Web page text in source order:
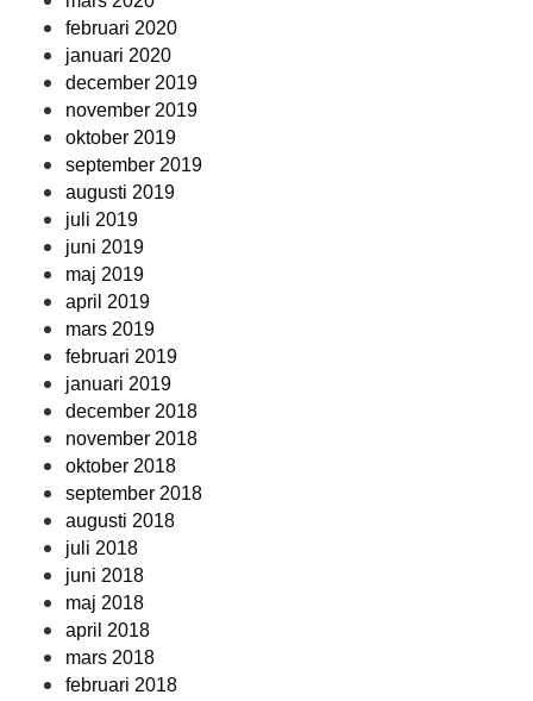
februari 2020
januari 2020
december 2019
november 2019
oktober 2019
september 2019
augusti 2019
juli 2019
juni 2019
maj 2019
april 2019
mars 2019
februari 2019
januari 2019
december 2018
november 2018
oktober 2018
september 2018
augusti 2018
juli 2018
juni 2018
maj 2018
april 2018
mars 2018
februari 2018